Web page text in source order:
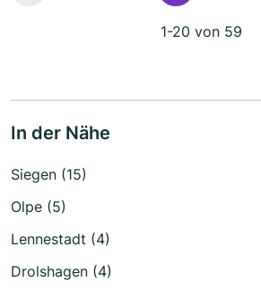
1-20 von 59
In der Nähe
Siegen (15)
Olpe (5)
Lennestadt (4)
Drolshagen (4)